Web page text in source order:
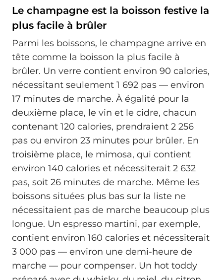
Le champagne est la boisson festive la
plus facile à brûler
Parmi les boissons, le champagne arrive en
tête comme la boisson la plus facile à
brûler. Un verre contient environ 90 calories,
nécessitant seulement 1 692 pas — environ
17 minutes de marche. À égalité pour la
deuxième place, le vin et le cidre, chacun
contenant 120 calories, prendraient 2 256
pas ou environ 23 minutes pour brûler. En
troisième place, le mimosa, qui contient
environ 140 calories et nécessiterait 2 632
pas, soit 26 minutes de marche. Même les
boissons situées plus bas sur la liste ne
nécessitaient pas de marche beaucoup plus
longue. Un espresso martini, par exemple,
contient environ 160 calories et nécessiterait
3 000 pas — environ une demi-heure de
marche — pour compenser. Un hot toddy